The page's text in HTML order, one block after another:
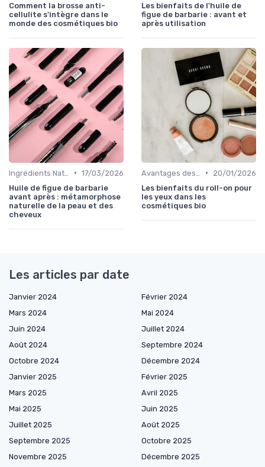
Comment la brosse anti-
cellulite s'intègre dans le
monde des cosmétiques bio
Les bienfaits de l'huile de
figue de barbarie : avant et
après utilisation
• 17/03/2026
Huile de figue de barbarie
avant après : métamorphose
naturelle de la peau et des
cheveux
•
20/01/2026
Les bienfaits du roll-on pour
les yeux dans les
cosmétiques bio
Les articles par date
Janvier 2024
Février 2024
Mars 2024
Mai 2024
Juin 2024
Juillet 2024
Août 2024
Septembre 2024
Octobre 2024
Décembre 2024
Janvier 2025
Février 2025
Mars 2025
Avril 2025
Mai 2025
Juin 2025
Juillet 2025
Août 2025
Septembre 2025
Octobre 2025
Novembre 2025
Décembre 2025